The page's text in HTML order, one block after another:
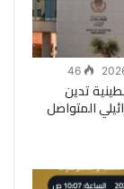
46
تدين
المتواصل